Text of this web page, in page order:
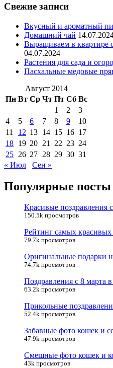
Свежие записи
Вкусный и ароматный
Домашний чай
Выращиваем в квартире
04.07.2024
Растения для сада и
Пасхальные медовые
Август 2014
Пн Вт Ср Чт Пт Сб Вс
1
2
3
4
5 6 7 8 9
10
11
12 13 14 15 16 17
18 19 20 21 22 23 24
25 26 27 28 29 30 31
« Июл
Сен »
Популярные посты
Красивые поздравления
150.5k просмотров
Рейтинг самых
79.7k просмотров
Оригинальные подарки
74.7k просмотров
Поздравления с 8 марта
63.2k просмотров
Прикольные
52.4k просмотров
Забавные фото кошек и
47.9k просмотров
Смешные фото кошек и
43k просмотров